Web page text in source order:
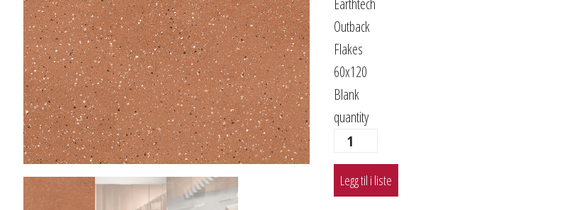
Earthtech
Outback
Flakes
60x120
Blank
quantity
Legg til i liste